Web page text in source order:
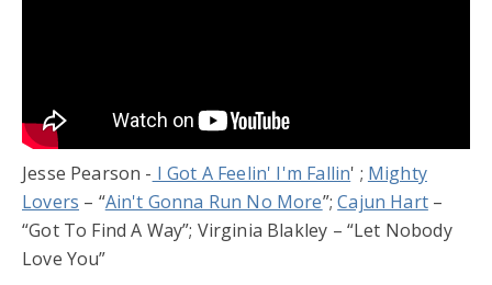
Jesse Pearson - I Got A Feelin' I'm Fallin' ; Mighty
Lovers – “Ain't Gonna Run No More”;Cajun Hart–
“Got To Find A Way”; Virginia Blakley – “Let Nobody
Love You”